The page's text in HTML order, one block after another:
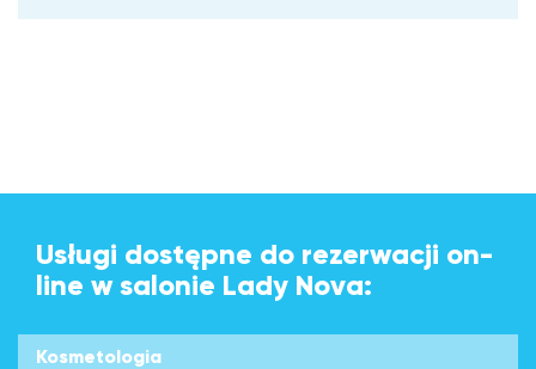
Usługi dostępne do rezerwacji on-
line w salonie Lady Nova:
Kosmetologia